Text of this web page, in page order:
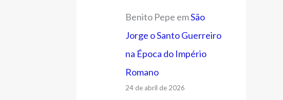
Benito Pepe emSão
Jorge o Santo Guerreiro
na Época do Império
Romano
24 de abril de 2026